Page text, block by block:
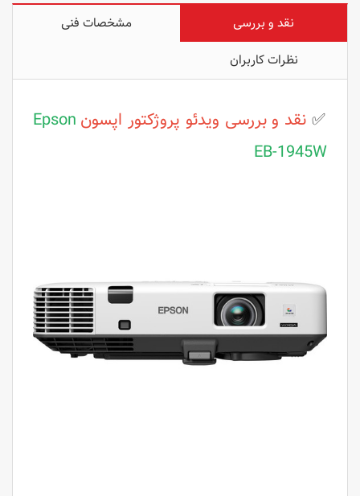
نقد و بررسی
مشخصات فنی
نظرات کاربران
✅ نقد و بررسی ویدئو پروژکتور اپسون Epson
EB-1945W